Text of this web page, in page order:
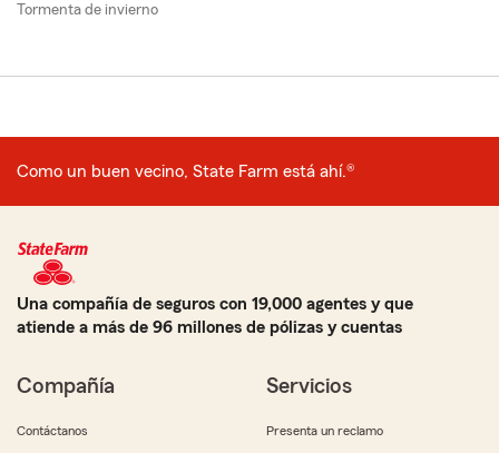
Tormenta de invierno
Como un buen vecino, State Farm está ahí.®
Una compañía de seguros con 19,000 agentes y que
atiende a más de 96 millones de pólizas y cuentas
Compañía
Contáctanos
Servicios
Presenta un reclamo